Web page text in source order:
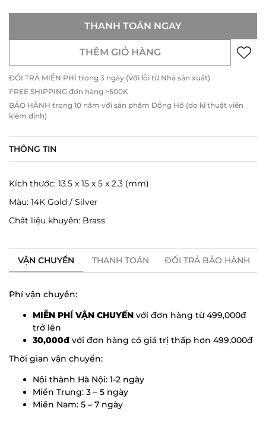
THANH TOÁN NGAY
THÊM GIỎ HÀNG
ĐỔI TRẢ MIỄN PHÍ trong 3 ngày (Với lỗi từ Nhà sản xuất)
FREE SHIPPING đơn hàng >500K
BẢO HÀNH trong 10 năm với sản phẩm Đồng Hồ (do kĩ thuật viên
kiểm định)
THÔNG TIN
Kích thước: 13.5 x 15 x 5 x 2.3 (mm)
Màu: 14K Gold / Silver
Chất liệu khuyên: Brass
VẬN CHUYỂN THANH TOÁN ĐỔI TRẢ BẢO HÀNH
Phí vận chuyển:
MIỄN PHÍ VẬN CHUYỂN với đơn hàng từ 499,000đ
trở lên
30,000đ với đơn hàng có giá trị thấp hơn 499,000đ
Thời gian vận chuyển:
Nội thành Hà Nội: 1-2 ngày
Miền Trung: 3 – 5 ngày
Miền Nam: 5 – 7 ngày